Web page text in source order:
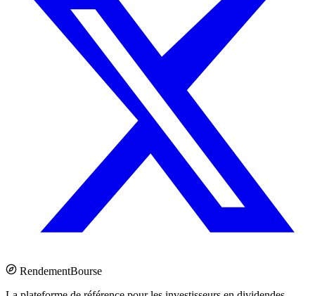
RendementBourse